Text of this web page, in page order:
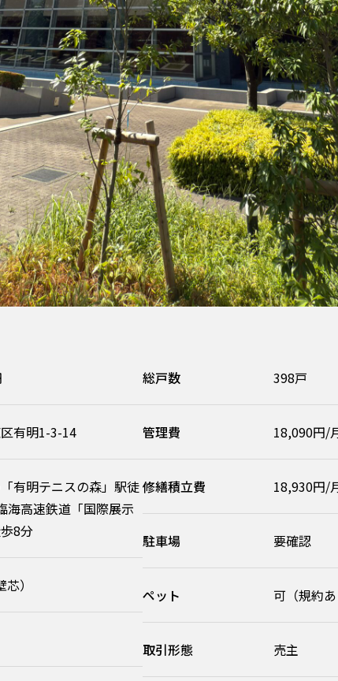
有明1-3-14
有明テニスの森」駅徒
海高速鉄道「国際展示
8分
）
総戸数 398戸
管理費 18,090円/
修繕積立費 18,930円/
駐車場 要確認
ペット 可（規約
取引形態 売主